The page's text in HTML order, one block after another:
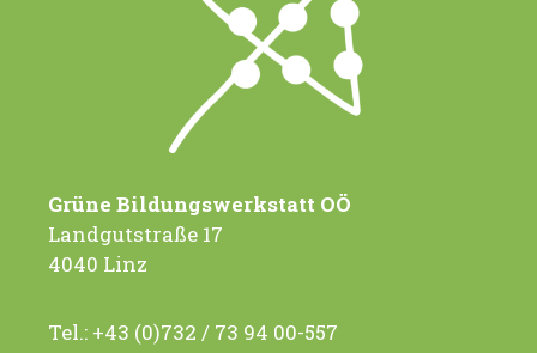
Grüne Bildungswerkstatt OÖ
Landgutstraße 17
4040 Linz
Tel.: +43 (0)732 / 73 94 00-557